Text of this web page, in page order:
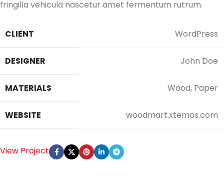
fringilla vehicula nascetur amet fermentum rutrum.
CLIENT WordPress
DESIGNER John Doe
MATERIALS Wood, Paper
WEBSITE woodmart.xtemos.com
View Project